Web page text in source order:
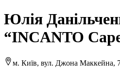
Юлія
“INCANTO
м. Київ, вул. Джона Маккейна,